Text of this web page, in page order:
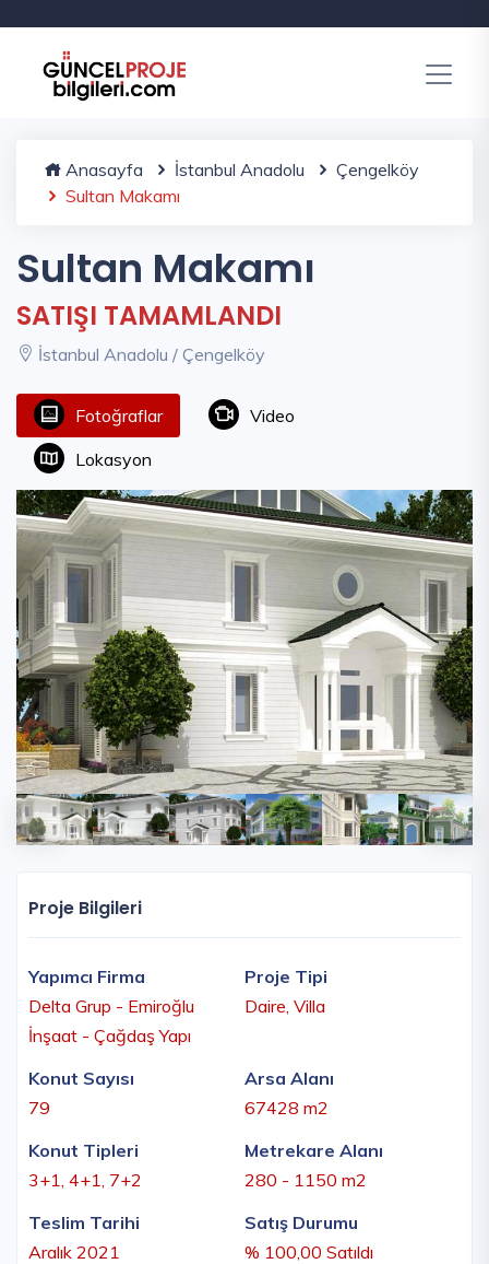
Anasayfa İstanbul Anadolu
Çengelköy
Sultan Makamı
Sultan Makamı
SATIŞI TAMAMLANDI
İstanbul Anadolu / Çengelköy
Fotoğraflar
Video
Lokasyon
Proje Bilgileri
Yapımcı Firma
Delta Grup - Emiroğlu
İnşaat - Çağdaş Yapı
Proje Tipi
Daire, Villa
Konut Sayısı
79
Arsa Alanı
67428 m2
Konut Tipleri
3+1, 4+1, 7+2
Metrekare Alanı
280 - 1150 m2
Teslim Tarihi
Aralık 2021
Satış Durumu
% 100,00 Satıldı